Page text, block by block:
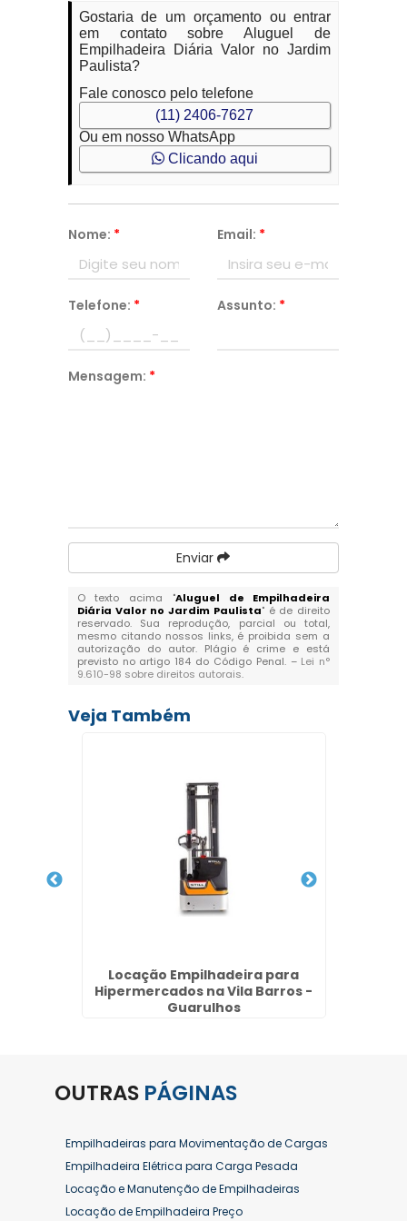
Gostaria de um orçamento ou entrar
em contato sobre Aluguel de
Empilhadeira Diária Valor no Jardim
Paulista?
Fale conosco pelo telefone
(11) 2406-7627
Ou em nosso WhatsApp
Clicando aqui
Nome: * Email: *
Telefone: * Assunto: *
Mensagem: *
Enviar
O texto acima "Aluguel de Empilhadeira
Diária Valor no Jardim Paulista" é de direito
reservado. Sua reprodução, parcial ou total,
mesmo citando nossos links, é proibida sem a
autorização do autor. Plágio é crime e está
previsto no artigo 184 do Código Penal. – Lei n°
9.610-98 sobre direitos autorais.
Veja Também
Locação Empilhadeira para
Hipermercados na Vila Barros -
Guarulhos
OUTRAS PÁGINAS
Empilhadeiras para Movimentação de Cargas
Empilhadeira Elétrica para Carga Pesada
Locação e Manutenção de Empilhadeiras
Locação de Empilhadeira Preço